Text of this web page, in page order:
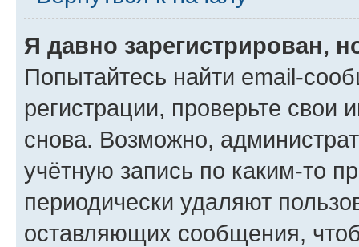
Я давно зарегистрирован,
Попытайтесь найти email-
регистрации, проверьте свои
снова. Возможно,
учётную запись по каким-то
периодически удаляют
оставляющих сообщения,